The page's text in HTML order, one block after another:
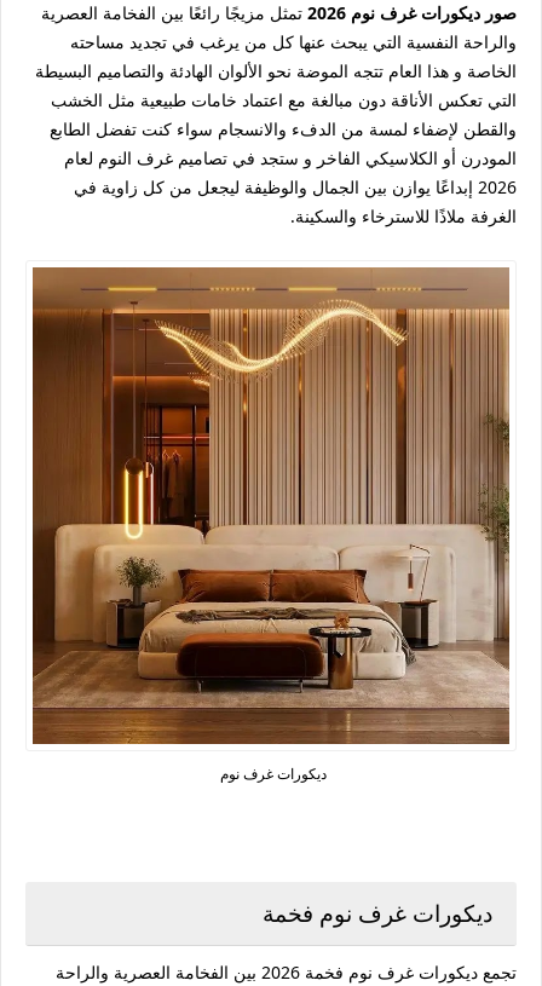
صور ديكورات غرف نوم 2026
تمثل مزيجًا رائعًا بين الفخامة العصرية
والراحة النفسية التي يبحث عنها كل من يرغب في تجديد مساحته
الخاصة و هذا العام تتجه الموضة نحو الألوان الهادئة والتصاميم البسيطة
التي تعكس الأناقة دون مبالغة مع اعتماد خامات طبيعية مثل الخشب
والقطن لإضفاء لمسة من الدفء والانسجام سواء كنت تفضل الطابع
المودرن أو الكلاسيكي الفاخر و ستجد في تصاميم غرف النوم لعام
2026 إبداعًا يوازن بين الجمال والوظيفة ليجعل من كل زاوية في
الغرفة ملاذًا للاسترخاء والسكينة.
ديكورات غرف نوم
ديكورات غرف نوم فخمة
تجمع ديكورات غرف نوم فخمة 2026
بين الفخامة العصرية والراحة